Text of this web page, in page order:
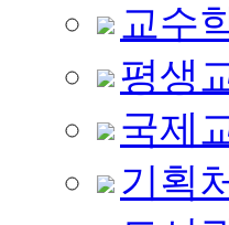
교수
평생
국제
기획처